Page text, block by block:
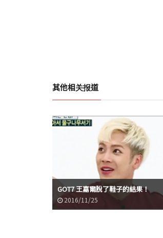
其他相关报道
GOT7 王嘉爾脫了鞋子的結果！
2016/11/25